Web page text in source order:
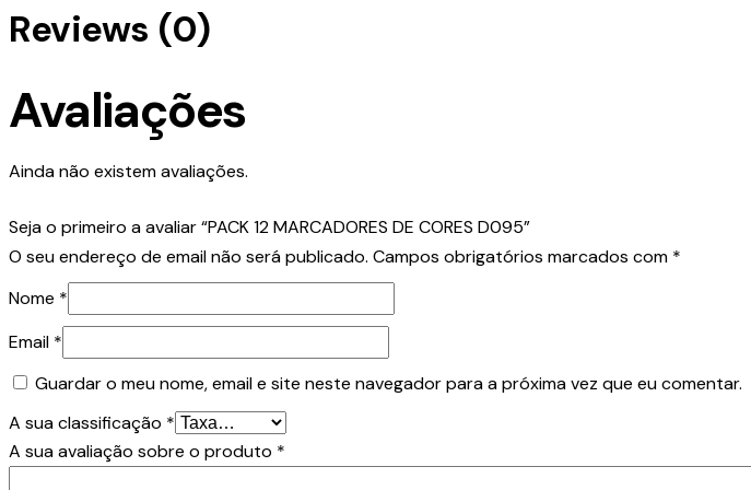
Reviews (0)
Avaliações
Ainda não existem avaliações.
Seja o primeiro a avaliar “PACK 12 MARCADORES DE CORES D095”
O seu endereço de email não será publicado. Campos obrigatórios marcados com *
Nome *
Email *
Guardar o meu nome, email e site neste navegador para a próxima vez que eu comentar.
A sua classificação *
A sua avaliação sobre o produto *